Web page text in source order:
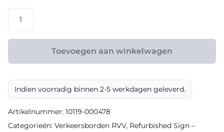
model
BW111lr
III
Sign
aantal
Toevoegen aan winkelwagen
Indien voorradig binnen 2-5 werkdagen geleverd.
Artikelnummer: 10119-000478
Categorieën: Verkeersborden RVV, Refurbished Sign –